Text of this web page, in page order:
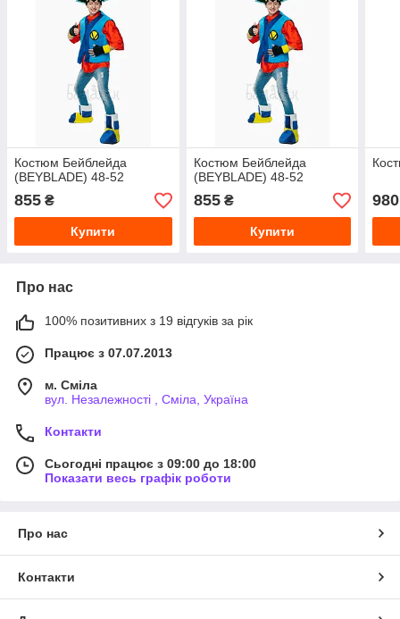
Костюм Бейблейда
(BEYBLADE) 48-52
855 ₴
Купити
Костюм Бейблейда
(BEYBLADE) 48-52
855₴
Купити
980
Про нас
100% позитивних з 19 відгуків за рік
Працює з 07.07.2013
м. Сміла
вул. Незалежності , Сміла, Україна
Контакти
Сьогодні працює з 09:00 до 18:00
Показати весь графік роботи
Про нас
Контакти